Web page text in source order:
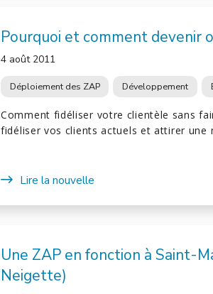
Pourquoi et comment devenir
4 août 2011
Déploiement des ZAP Développement
Comment fidéliser votre clientèle sans
fidéliser vos clients actuels et attirer une
Lire la nouvelle
Une ZAP en fonction à Saint-
Neigette)